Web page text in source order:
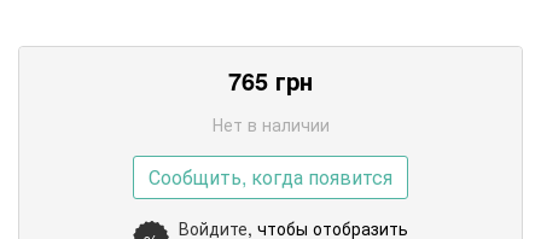
765 грн
Нет в наличии
Сообщить, когда появится
Войдите, чтобы отобразить